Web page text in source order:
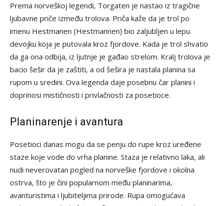
Prema norveškoj legendi, Torgaten je nastao iz tragične
ljubavne priče između trolova. Priča kaže da je trol po
imenu Hestmanen (Hestmannen) bio zaljubljen u lepu
devojku koja je putovala kroz fjordove. Kada je trol shvatio
da ga ona odbija, iz ljutnje je gađao strelom. Kralj trolova je
bacio šešir da je zaštiti, a od šešira je nastala planina sa
rupom u sredini. Ova legenda daje posebnu čar planini i
doprinosi mističnosti i privlačnosti za posetioce.
Planinarenje i avantura
Posetioci danas mogu da se penju do rupe kroz uređene
staze koje vode do vrha planine. Staza je relativno laka, ali
nudi neverovatan pogled na norveške fjordove i okolna
ostrva, što je čini popularnom među planinarima,
avanturistima i ljubiteljima prirode. Rupa omogućava